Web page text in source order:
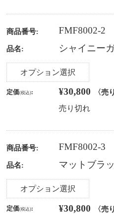
商品番号: FMF8002-2
品名: シャイニー
オプション選択
定価(税込): ¥30,800
〈売
売り切れ
商品番号: FMF8002-3
品名: マットブラ
オプション選択
定価(税込): ¥30,800 〈売